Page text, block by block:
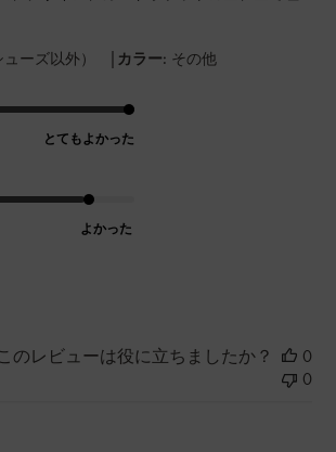
ーズ以外） | カラー: その他
とてもよかった
よかった
のレビューは役に立ちましたか？
0
0